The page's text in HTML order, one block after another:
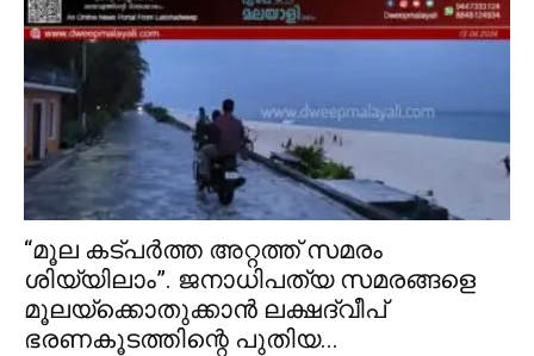
“മൂല കട്പർത്ത അറ്റത്ത് സമരം
ശിയ്യിലാം”. ജനാധിപത്യ സമരങ്ങളെ
മൂലയ്ക്കൊതുക്കാൻ ലക്ഷദ്വീപ്
ഭരണകൂടത്തിന്റെ പുതിയ...